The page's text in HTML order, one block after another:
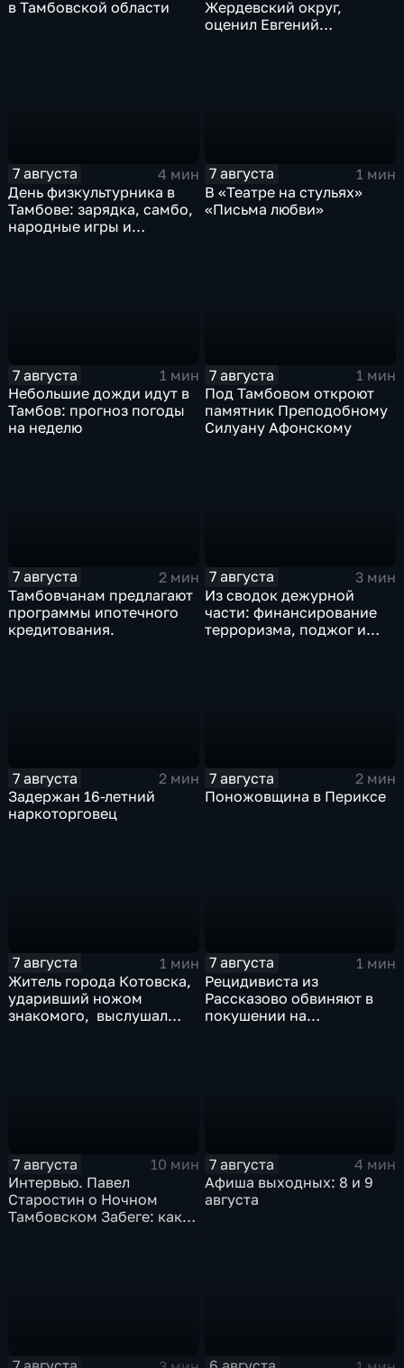
в Тамбовской области
Жердевский округ,
оценил Евгений
7 августа
4 мин
День физкультурника в
Тамбове: зарядка, самбо,
народные игры и
7 августа
1 мин
В «Театре на стульях»
«Письма любви»
7 августа
1 мин
Небольшие дожди идут в
Тамбов: прогноз погоды
на неделю
7 августа
1 мин
Под Тамбовом откроют
памятник Преподобному
Силуану Афонскому
7 августа
2 мин
Тамбовчанам предлагают
программы ипотечного
кредитования.
7 августа
3 мин
Из сводок дежурной
части: финансирование
терроризма, поджог и
7 августа
2 мин
Задержан 16-летний
наркоторговец
7 августа
2 мин
Поножовщина в Периксе
7 августа
1 мин
Житель города Котовска,
ударивший ножом
знакомого, выслушал
7 августа
1 мин
Рецидивиста из
Рассказово обвиняют в
покушении на
7 августа
10 мин
Интервью. Павел
Старостин о Ночном
Тамбовском Забеге: как
7 августа
4 мин
Афиша выходных: 8 и 9
августа